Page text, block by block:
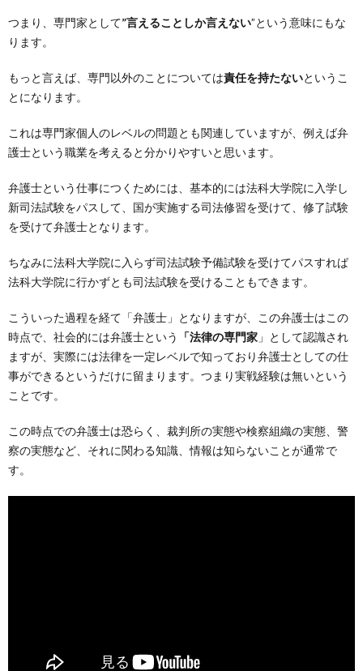
つまり、専門家として”言えることしか言えない”という意味にもな
ります。
もっと言えば、専門以外のことについては責任を持たないというこ
とになります。
これは専門家個人のレベルの問題とも関連していますが、例えば弁
護士という職業を考えると分かりやすいと思います。
弁護士という仕事につくためには、基本的には法科大学院に入学し
新司法試験をパスして、国が実施する司法修習を受けて、修了試験
を受けて弁護士となります。
ちなみに法科大学院に入らず司法試験予備試験を受けてパスすれば
法科大学院に行かずとも司法試験を受けることもできます。
こういった過程を経て「弁護士」となりますが、この弁護士はこの
時点で、社会的には弁護士という
「法律の専門家 」として認識され
ますが、実際には法律を一定レベルで知っており弁護士としての仕
事ができるというだけに留まります。つまり実戦経験は無いという
ことです。
この時点での弁護士は恐らく、裁判所の実態や検察組織の実態、警
察の実態など、それに関わる知識、情報は知らないことが通常で
す。